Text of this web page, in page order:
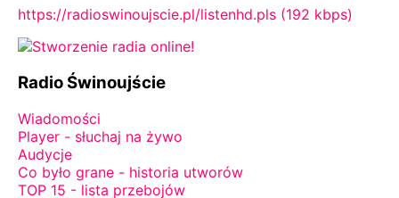
https://radioswinoujscie.pl/listenhd.pls (192 kbps)
Radio Świnoujście
Wiadomości
Player - słuchaj na żywo
Audycje
Co było grane - historia utworów
TOP 15 - lista przebojów